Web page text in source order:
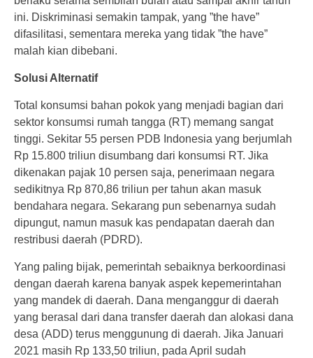
ini. Diskriminasi semakin tampak, yang ”the have”
difasilitasi, sementara mereka yang tidak ”the have”
malah kian dibebani.
Solusi Alternatif
Total konsumsi bahan pokok yang menjadi bagian dari
sektor konsumsi rumah tangga (RT) memang sangat
tinggi. Sekitar 55 persen PDB Indonesia yang berjumlah
Rp 15.800 triliun disumbang dari konsumsi RT. Jika
dikenakan pajak 10 persen saja, penerimaan negara
sedikitnya Rp 870,86 triliun per tahun akan masuk
bendahara negara. Sekarang pun sebenarnya sudah
dipungut, namun masuk kas pendapatan daerah dan
restribusi daerah (PDRD).
Yang paling bijak, pemerintah sebaiknya berkoordinasi
dengan daerah karena banyak aspek kepemerintahan
yang mandek di daerah. Dana menganggur di daerah
yang berasal dari dana transfer daerah dan alokasi dana
desa (ADD) terus menggunung di daerah. Jika Januari
2021 masih Rp 133,50 triliun, pada April sudah